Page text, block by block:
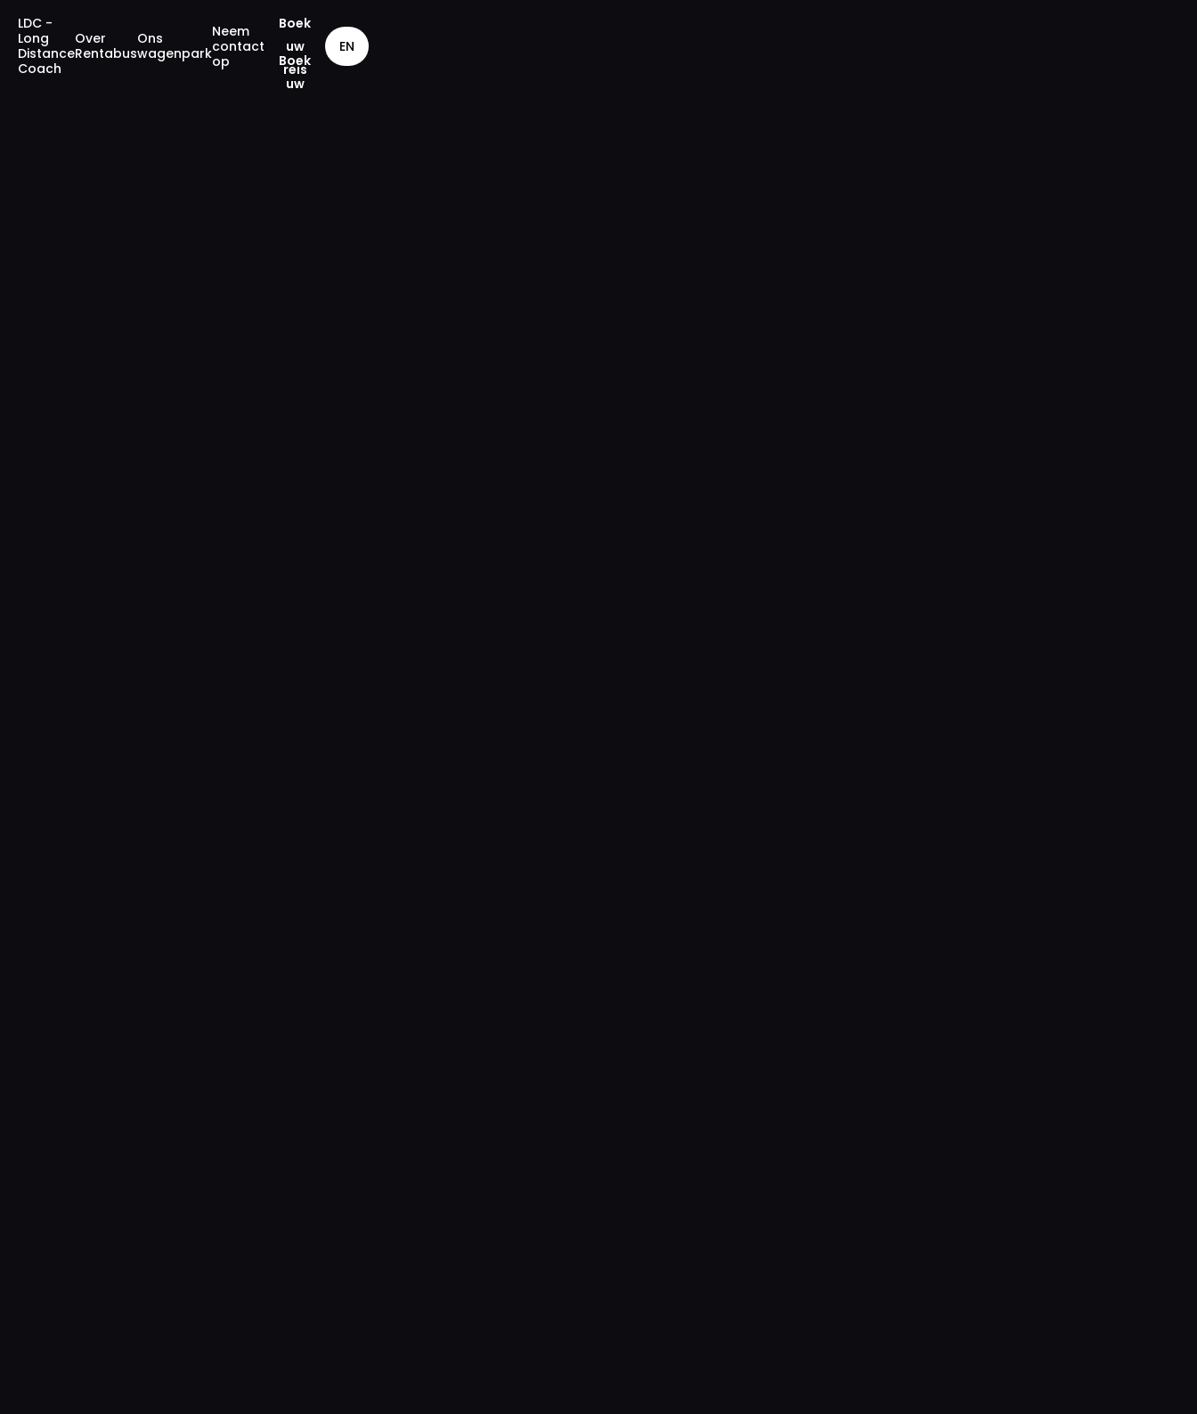
LDC -
Long
Distance
Coach
Over
Rentabus
Ons
wagenpark
Neem
contact
op
Boek
uw
reis
EN